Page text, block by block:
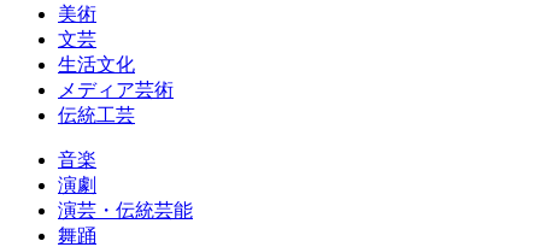
美術
文芸
生活文化
メディア芸術
伝統工芸
音楽
演劇
演芸・伝統芸能
舞踊